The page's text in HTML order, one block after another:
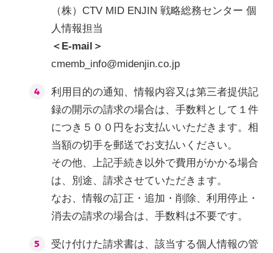
（株）CTV MID ENJIN 戦略総務センター 個
人情報担当
＜E-mail＞
cmemb_info@midenjin.co.jp
利用目的の通知、情報内容又は第三者提供記
録の開示の請求の場合は、手数料として１件
につき５００円をお支払いいただきます。相
当額の切手を郵送でお支払いください。
その他、上記手続き以外で費用がかかる場合
は、別途、請求させていただきます。
なお、情報の訂正・追加・削除、利用停止・
消去の請求の場合は、手数料は不要です。
受け付けた請求書は、該当する個人情報の管